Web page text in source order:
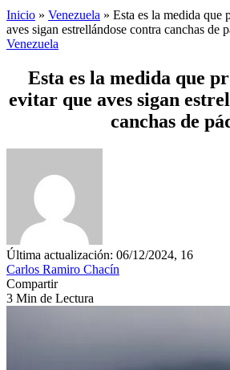
Inicio » Venezuela » Esta es la medida que
aves sigan estrellándose contra canchas de
Venezuela
Esta es la medida que
evitar que aves sigan
canchas de
Última actualización: 06/12/2024, 16
Carlos Ramiro Chacín
Compartir
3 Min de Lectura